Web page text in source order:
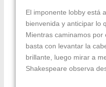
El imponente lobby está
bienvenida y anticipar lo
Mientras caminamos por
basta con levantar la
brillante, luego mirar a
Shakespeare observa